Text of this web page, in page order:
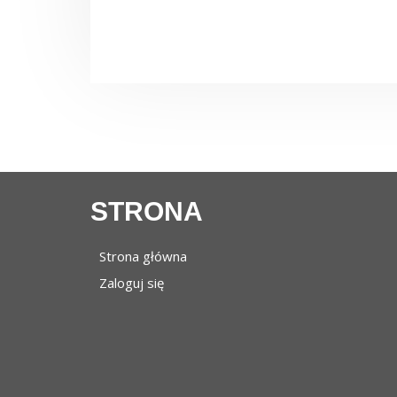
STRONA
Strona główna
Zaloguj się